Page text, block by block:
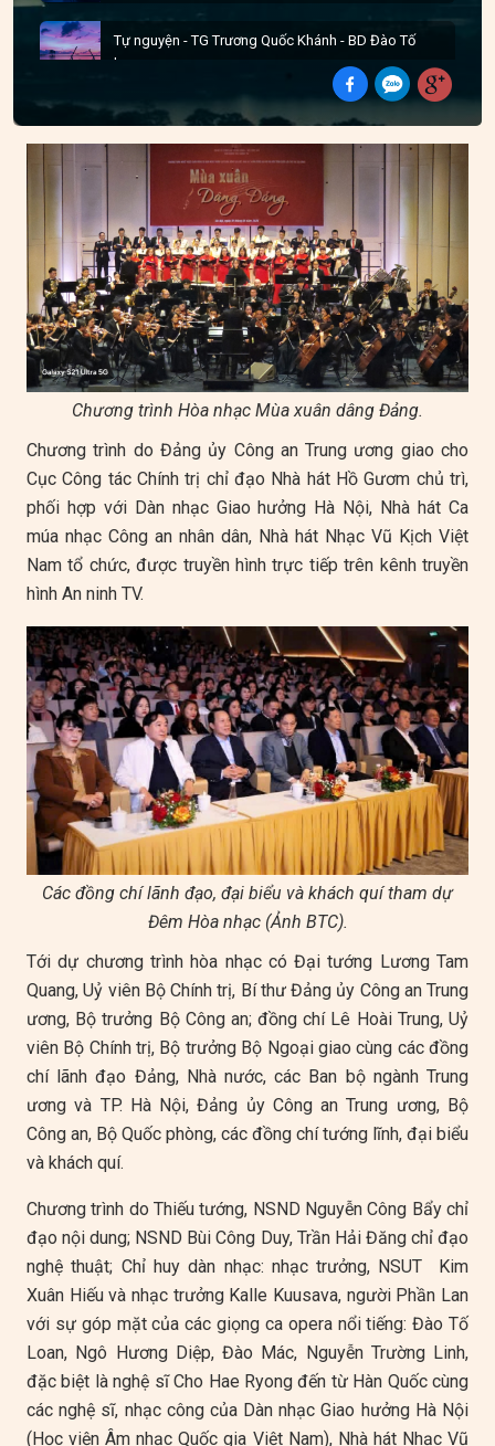
Tự nguyện - TG Trương Quốc Khánh - BD Đào Tố
Loan
Tiếng hát giữa rừng Pắc Pó - TG Nguyễn Tài Tuệ - BD
Ngô Hương Diệp
Vì nhân dân quên mình, tuổi trẻ thế hệ Bác Hồ - TG
Doãn Quang Khải, Triều Dương - BD Tốp ca, dàn
hợp xướng và dàn nhạc
Chương 1 bản giao hưởng số 3 Anh hùng ca của
nhà soan nhạc L. V. Beethoven
Chương trình Hòa nhạc Mùa xuân dâng Đảng.
Chương trình do Đảng ủy Công an Trung ương giao cho
Cục Công tác Chính trị chỉ đạo Nhà hát Hồ Gươm chủ trì,
phối hợp với Dàn nhạc Giao hưởng Hà Nội, Nhà hát Ca
múa nhạc Công an nhân dân, Nhà hát Nhạc Vũ Kịch Việt
Nam tổ chức, được truyền hình trực tiếp trên kênh truyền
hình An ninh TV.
​Các đồng chí lãnh đạo, đại biểu và khách quí tham dự
Đêm Hòa nhạc (Ảnh BTC).
Tới dự chương trình hòa nhạc có Đại tướng Lương Tam
Quang, Uỷ viên Bộ Chính trị, Bí thư Đảng ủy Công an Trung
ương, Bộ trưởng Bộ Công an; đồng chí Lê Hoài Trung, Uỷ
viên Bộ Chính trị, Bộ trưởng Bộ Ngoại giao cùng các đồng
chí lãnh đạo Đảng, Nhà nước, các Ban bộ ngành Trung
ương và TP. Hà Nội, Đảng ủy Công an Trung ương, Bộ
Công an, Bộ Quốc phòng, các đồng chí tướng lĩnh, đại biểu
và khách quí.
Chương trình do Thiếu tướng, NSND Nguyễn Công Bẩy chỉ
đạo nội dung; NSND Bùi Công Duy, Trần Hải Đăng chỉ đạo
nghệ thuật; Chỉ huy dàn nhạc: nhạc trưởng, NSUT Kim
Xuân Hiếu và nhạc trưởng Kalle Kuusava, người Phần Lan
với sự góp mặt của các giọng ca opera nổi tiếng: Đào Tố
Loan, Ngô Hương Diệp, Đào Mác, Nguyễn Trường Linh,
đặc biệt là nghệ sĩ Cho Hae Ryong đến từ Hàn Quốc cùng
các nghệ sĩ, nhạc công của Dàn nhạc Giao hưởng Hà Nội
(Học viện Âm nhạc Quốc gia Việt Nam), Nhà hát Nhạc Vũ